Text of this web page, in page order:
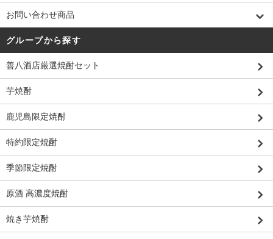
お問い合わせ商品
グループから探す
善八酒店厳選焼酎セット
芋焼酎
鹿児島限定焼酎
特約限定焼酎
季節限定焼酎
原酒 高濃度焼酎
焼き芋焼酎